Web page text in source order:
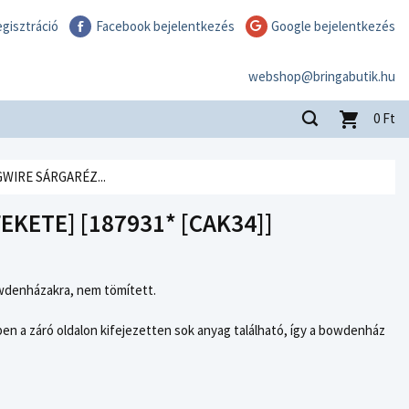
Facebook bejelentkezés Google bejelentkezés
webshop@bringabutik.hu
0 Ft
SÁRGARÉZ...
[187931* [CAK34]]
nem tömített.
a záró oldalon kifejezetten sok anyag található, így a bowdenház